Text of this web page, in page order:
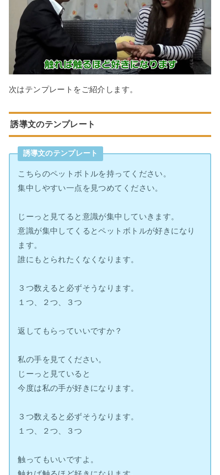
次はテンプレートをご紹介します。
誘導文のテンプレート
誘導文のテンプレート
こちらのペットボトルを持ってください。
集中しやすい一点を見つめてください。
じーっと見てると意識が集中していきます。
意識が集中してくるとペットボトルが好きになり
ます。
誰にもとられたくなくなります。
３つ数えると必ずそうなります。
１つ、２つ、３つ
返してもらっていいですか？
私の手を見てください。
じーっと見ていると
今度は私の手が好きになります。
３つ数えると必ずそうなります。
１つ、２つ、３つ
触ってもいいですよ。